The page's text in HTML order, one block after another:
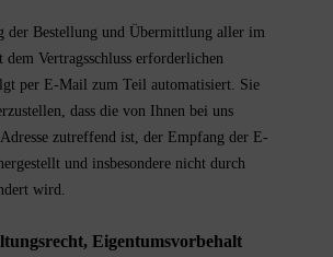
der Bestellung und Übermittlung aller im
dem Vertragsschluss erforderlichen
per E-Mail zum Teil automatisiert. Sie
dass die von Ihnen bei uns
zutreffend ist, der Empfang der E-
und insbesondere nicht durch
wird.
, Eigentumsvorbehalt